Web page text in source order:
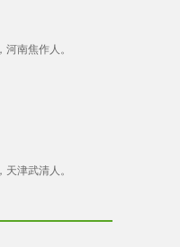
南焦作人。
津武清人。